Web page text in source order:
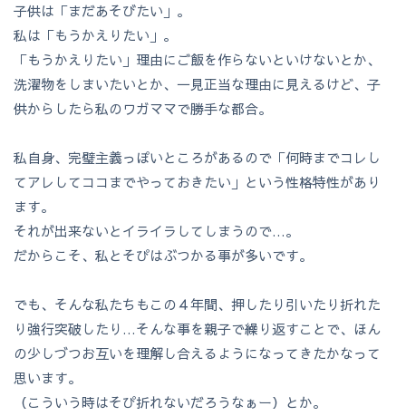
子供は「まだあそびたい」。
私は「もうかえりたい」。
「もうかえりたい」理由にご飯を作らないといけないとか、
洗濯物をしまいたいとか、一見正当な理由に見えるけど、子
供からしたら私のワガママで勝手な都合。
私自身、完璧主義っぽいところがあるので「何時までコレし
てアレしてココまでやっておきたい」という性格特性があり
ます。
それが出来ないとイライラしてしまうので…。
だからこそ、私とそぴはぶつかる事が多いです。
でも、そんな私たちもこの４年間、押したり引いたり折れた
り強行突破したり…そんな事を親子で繰り返すことで、ほん
の少しづつお互いを理解し合えるようになってきたかなって
思います。
（こういう時はそぴ折れないだろうなぁー）とか。